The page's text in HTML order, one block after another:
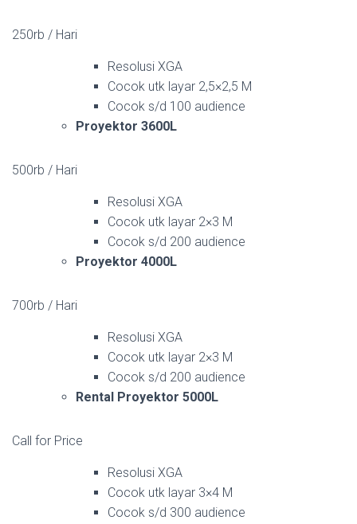
250rb / Hari
Resolusi XGA
Cocok utk layar 2,5×2,5 M
Cocok s/d 100 audience
Proyektor 3600L
500rb / Hari
Resolusi XGA
Cocok utk layar 2×3 M
Cocok s/d 200 audience
Proyektor 4000L
700rb / Hari
Resolusi XGA
Cocok utk layar 2×3 M
Cocok s/d 200 audience
Rental Proyektor 5000L
Call for Price
Resolusi XGA
Cocok utk layar 3×4 M
Cocok s/d 300 audience